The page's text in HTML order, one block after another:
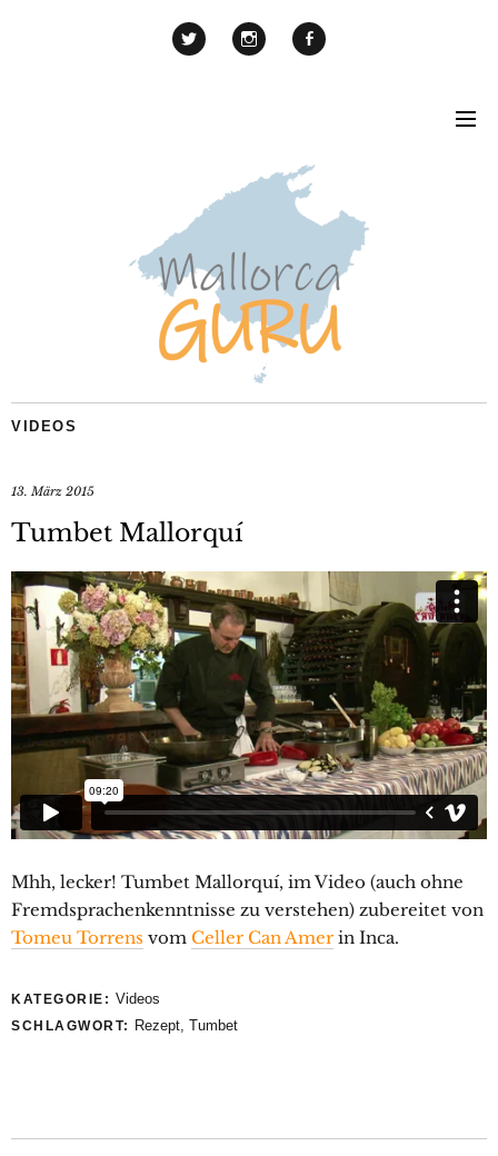
VIDEOS
13. März 2015
Tumbet Mallorquí
Mhh, lecker! Tumbet Mallorquí, im Video (auch ohne
Fremdsprachenkenntnisse zu verstehen) zubereitet von
Tomeu Torrens vom Celler Can Amer in Inca.
KATEGORIE: Videos
SCHLAGWORT: Rezept Tumbet